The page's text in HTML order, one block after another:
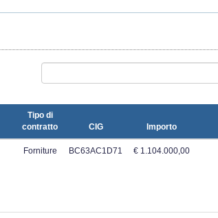
Tipo di
contratto
CIG Importo
Forniture BC63AC1D71 € 1.104.000,00